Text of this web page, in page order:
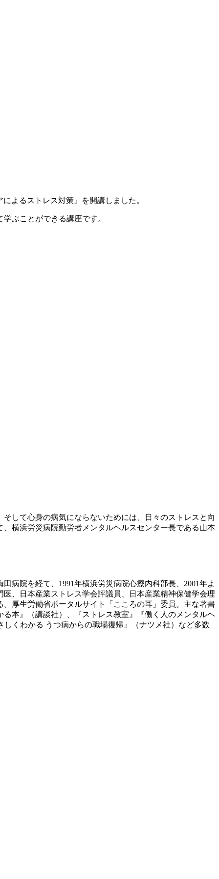
よるストレス対策』を開講しました。
ぶことができる講座です。
して心身の病気にならないためには、日々のストレスと向
横浜労災病院勤労者メンタルヘルスセンター長である山本
病院を経て、1991年横浜労災病院心療内科部長、2001年よ
、日本産業ストレス学会評議員、日本産業精神保健学会理
厚生労働省ポータルサイト「こころの耳」委員。主な著書
本』（講談社）、『ストレス教室』『働く人のメンタルヘ
くわかる うつ病からの職場復帰』（ナツメ社）など多数